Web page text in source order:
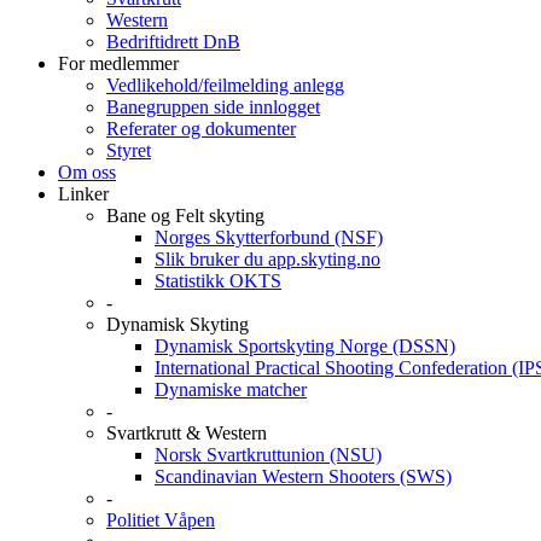
Western
Bedriftidrett DnB
For medlemmer
Vedlikehold/feilmelding anlegg
Banegruppen side innlogget
Referater og dokumenter
Styret
Om oss
Linker
Bane og Felt skyting
Norges Skytterforbund (NSF)
Slik bruker du app.skyting.no
Statistikk OKTS
-
Dynamisk Skyting
Dynamisk Sportskyting Norge (DSSN)
International Practical Shooting Confederation
Dynamiske matcher
-
Svartkrutt & Western
Norsk Svartkruttunion (NSU)
Scandinavian Western Shooters (SWS)
-
Politiet Våpen